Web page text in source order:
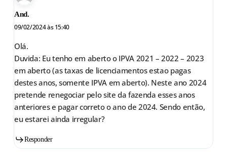
And.
09/02/2024 às 15:40
Olá.
Duvida: Eu tenho em aberto o IPVA 2021 – 2022 – 2023
em aberto (as taxas de licenciamentos estao pagas
destes anos, somente IPVA em aberto). Neste ano 2024
pretende renegociar pelo site da fazenda esses anos
anteriores e pagar correto o ano de 2024. Sendo então,
eu estarei ainda irregular?
Responder